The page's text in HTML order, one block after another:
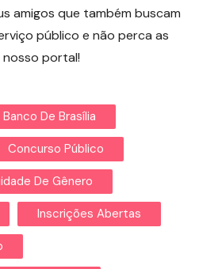
amigos que também buscam
público e não perca as
portal!
Banco De Brasília
Concurso Público
De Gênero
Inscrições Abertas